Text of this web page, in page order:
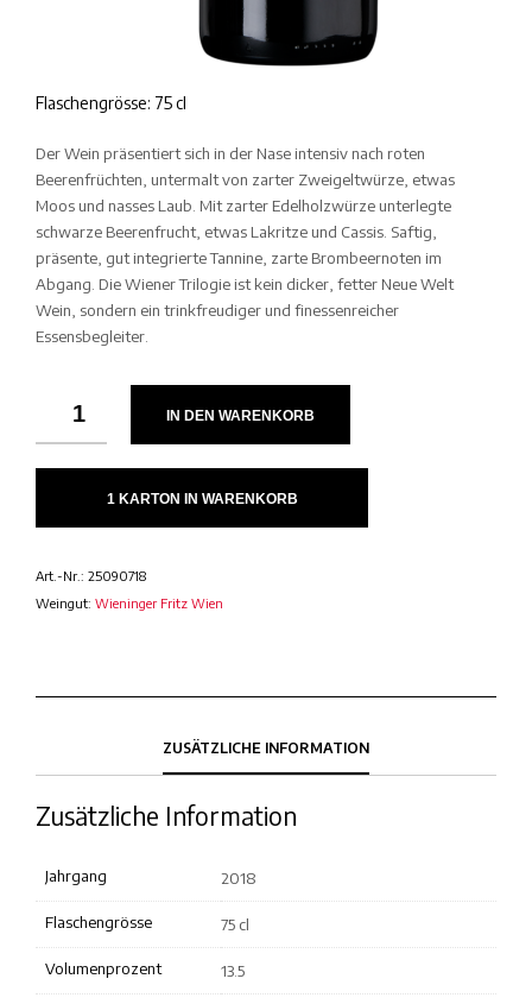
Flaschengrösse: 75 cl
Der Wein präsentiert sich in der Nase intensiv nach roten
Beerenfrüchten, untermalt von zarter Zweigeltwürze, etwas
Moos und nasses Laub. Mit zarter Edelholzwürze unterlegte
schwarze Beerenfrucht, etwas Lakritze und Cassis. Saftig,
präsente, gut integrierte Tannine, zarte Brombeernoten im
Abgang. Die Wiener Trilogie ist kein dicker, fetter Neue Welt
Wein, sondern ein trinkfreudiger und finessenreicher
Essensbegleiter.
IN DEN WARENKORB
1 KARTON IN WARENKORB
Art.-Nr.: 25090718
Weingut: Wieninger Fritz Wien
ZUSÄTZLICHE INFORMATION
Zusätzliche Information
Jahrgang 2018
Flaschengrösse 75 cl
Volumenprozent 13.5